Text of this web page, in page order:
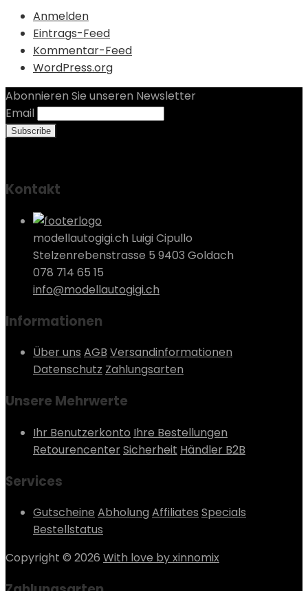
Anmelden
Eintrags-Feed
Kommentar-Feed
WordPress.org
Abonnieren Sie unseren Newsletter
Email
Kontakt
modellautogigi.ch Luigi Cipullo
Stelzenrebenstrasse 5 9403 Goldach
078 714 65 15
info@modellautogigi.ch
Informationen
Über uns AGB Versandinformationen
Datenschutz Zahlungsarten
Unsere Mehrwerte
Ihr Benutzerkonto Ihre Bestellungen
RetourencenterSicherheit Händler B2B
Services
Gutscheine Abholung Affiliates Specials
Bestellstatus
Copyright © 2026 With love by xinnomix